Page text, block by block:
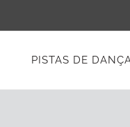
PISTAS DE